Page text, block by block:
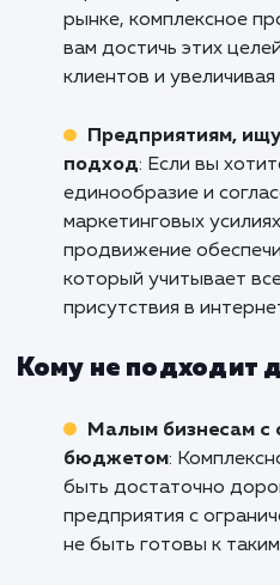
Свяжитесь с нами
как мы можем
новых высот в
Кому подходит
Крупным
продвижение
стратегий и
увеличить свою
Компаниям,
стремитесь
рынке,
вам достичь этих